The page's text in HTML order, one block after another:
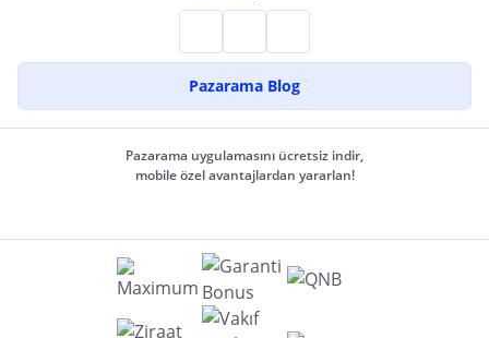
Pazarama Blog
Pazarama uygulamasını ücretsiz indir,
mobile özel avantajlardan yararlan!